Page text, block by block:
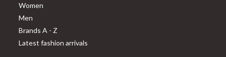
Women
a
new
Men
in
a
Brands A - Z
in
Latest fashion arrivals